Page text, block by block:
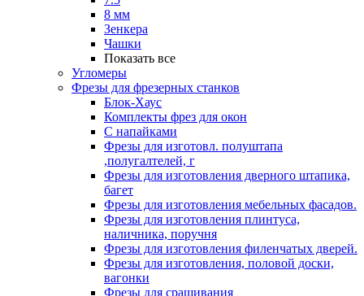
8 мм
Зенкера
Чашки
Показать все
Угломеры
Фрезы для фрезерных станков
Блок-Хаус
Комплекты фрез для окон
С напайками
Фрезы для изготовл. полуштапа
,полугалтелей, г
Фрезы для изготовления дверного штапика,
багет
Фрезы для изготовления мебельных фасадов.
Фрезы для изготовления плинтуса,
наличника, поручня
Фрезы для изготовления филенчатых дверей.
Фрезы для изготовления, половой доски,
вагонки
Фрезы для сращивания